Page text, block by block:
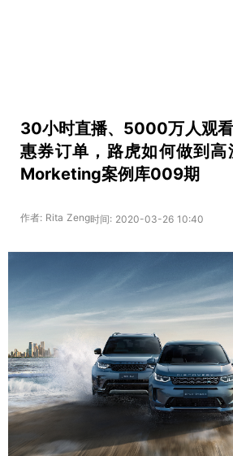
30小时直播、5000万人观
惠券订单，路虎如何做到高
Morketing案例库009期
作者: Rita Zeng时间: 2020-03-26 10:40